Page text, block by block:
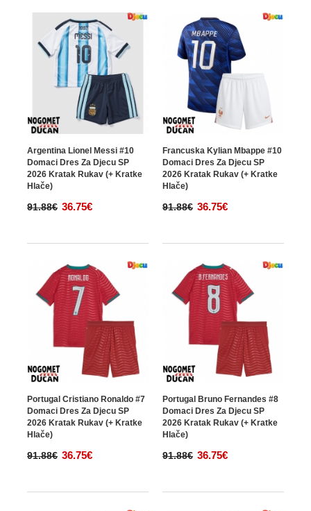
Argentina Lionel Messi #10
Domaci Dres Za Djecu SP
2026 Kratak Rukav (+ Kratke
Hlače)
91.88€ 36.75€
Francuska Kylian Mbappe #10
Domaci Dres Za Djecu SP
2026 Kratak Rukav (+ Kratke
Hlače)
91.88€ 36.75€
Portugal Cristiano Ronaldo #7
Domaci Dres Za Djecu SP
2026 Kratak Rukav (+ Kratke
Hlače)
91.88€ 36.75€
Portugal Bruno Fernandes #8
Domaci Dres Za Djecu SP
2026 Kratak Rukav (+ Kratke
Hlače)
91.88€ 36.75€